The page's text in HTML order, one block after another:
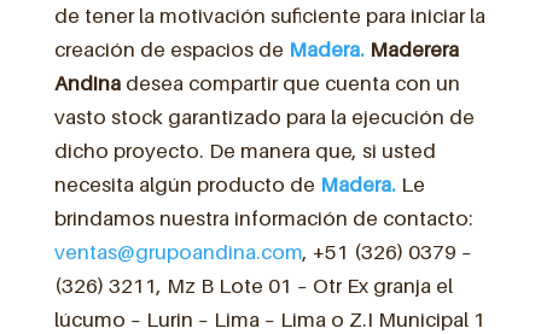
de tener la motivación suficiente para iniciar la
creación de espacios de Madera. Maderera
Andina desea compartir que cuenta con un
vasto stock garantizado para la ejecución de
dicho proyecto. De manera que, si usted
necesita algún producto de Madera.Le
brindamos nuestra información de contacto:
ventas@grupoandina.com, +51 (326) 0379 –
(326) 3211, Mz B Lote 01 – Otr Ex granja el
lúcumo – Lurin – Lima – Lima o Z.I Municipal 1